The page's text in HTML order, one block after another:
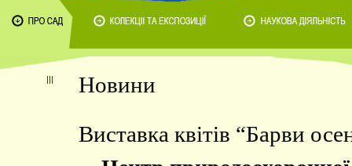
Новини
Виставка квітів “Барви